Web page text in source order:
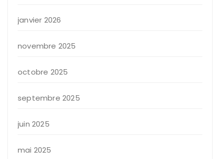
janvier 2026
novembre 2025
octobre 2025
septembre 2025
juin 2025
mai 2025